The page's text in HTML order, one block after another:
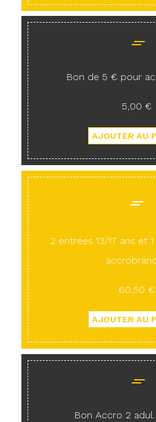
Bon de 5 € pour
5,00 €
2 entrées 13/17 ans et
60,50 €
Bon Accro 2